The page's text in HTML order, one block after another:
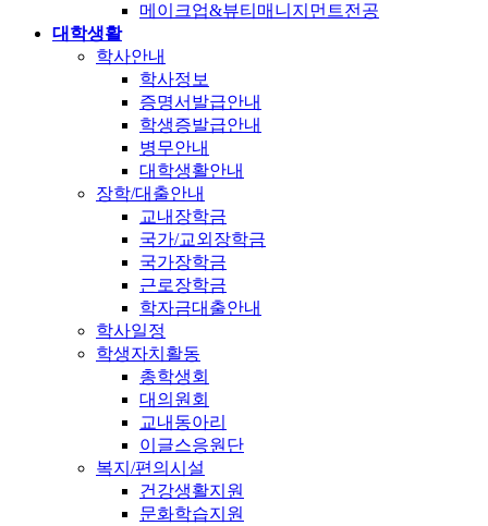
메이크업&뷰티매니지먼트전공
대학생활
학사안내
학사정보
증명서발급안내
학생증발급안내
병무안내
대학생활안내
장학/대출안내
교내장학금
국가/교외장학금
국가장학금
근로장학금
학자금대출안내
학사일정
학생자치활동
총학생회
대의원회
교내동아리
이글스응원단
복지/편의시설
건강생활지원
문화학습지원